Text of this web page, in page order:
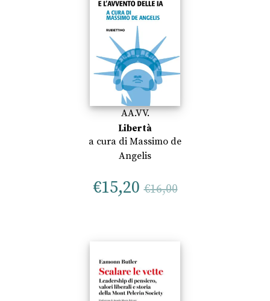
AA.VV.
Libertà
a cura di Massimo de
Angelis
€15,20 €16,00